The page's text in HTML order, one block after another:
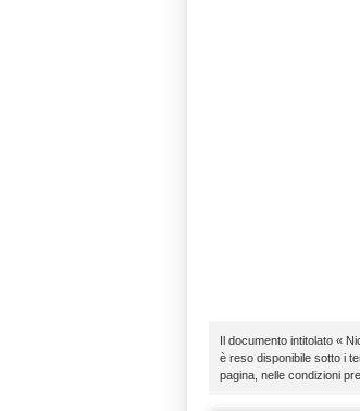
Il documento intitolato «
è reso disponibile sotto i
pagina, nelle condizioni